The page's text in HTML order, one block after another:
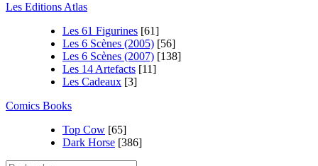
Les Editions Atlas
Les 61 Figurines [61]
Les 6 Scènes (2005) [56]
Les 6 Scènes (2007) [138]
Les 14 Artefacts [11]
Les Cadeaux [3]
Comics Books
Top Cow [65]
Dark Horse [386]